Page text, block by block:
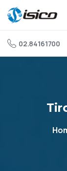
02.84161700